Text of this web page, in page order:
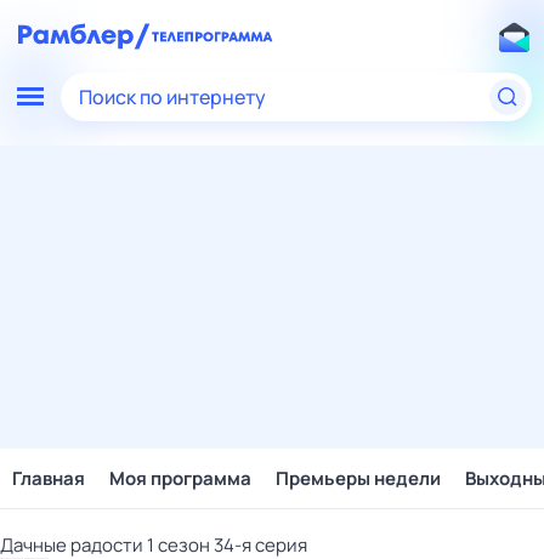
Поиск по интернету
Главная Моя программа Премьеры недели
Дачные радости 1 сезон 34-я серия